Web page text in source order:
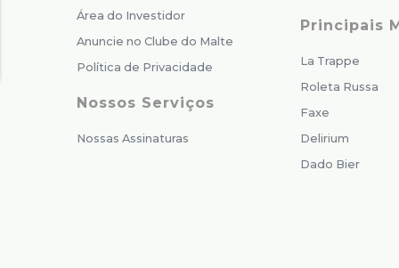
Área do Investidor
Anuncie no Clube do Malte
Política de Privacidade
Nossos Serviços
Nossas Assinaturas
Principais
La Trappe
Roleta Russa
Faxe
Delirium
Dado Bier